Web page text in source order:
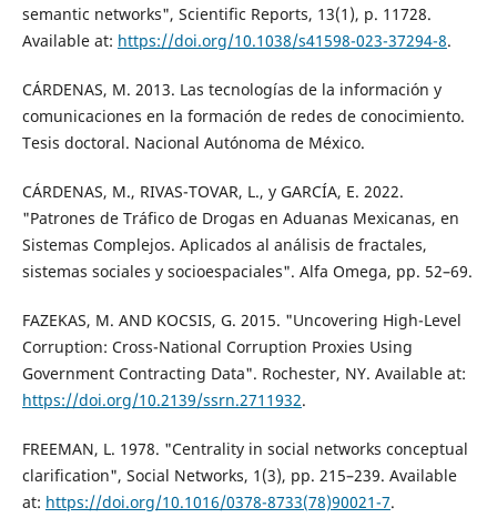
semantic networks", Scientific Reports, 13(1), p. 11728.
Available at: https://doi.org/10.1038/s41598-023-37294-8.
CÁRDENAS, M. 2013. Las tecnologías de la información y
comunicaciones en la formación de redes de conocimiento.
Tesis doctoral. Nacional Autónoma de México.
CÁRDENAS, M., RIVAS-TOVAR, L., y GARCÍA, E. 2022.
"Patrones de Tráfico de Drogas en Aduanas Mexicanas, en
Sistemas Complejos. Aplicados al análisis de fractales,
sistemas sociales y socioespaciales". Alfa Omega, pp. 52–69.
FAZEKAS, M. AND KOCSIS, G. 2015. "Uncovering High-Level
Corruption: Cross-National Corruption Proxies Using
Government Contracting Data". Rochester, NY. Available at:
https://doi.org/10.2139/ssrn.2711932.
FREEMAN, L. 1978. "Centrality in social networks conceptual
clarification", Social Networks, 1(3), pp. 215–239. Available
at: https://doi.org/10.1016/0378-8733(78)90021-7.